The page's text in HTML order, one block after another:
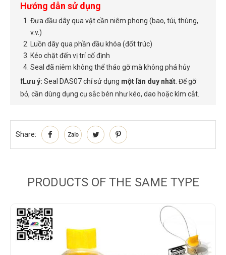
Hướng dẫn sử dụng
Đưa đầu dây qua vật cần niêm phong (bao, túi, thùng,
v.v.)
Luồn dây qua phần đầu khóa (đốt trúc)
Kéo chặt đến vị trí cố định
Seal đã niêm không thể tháo gỡ mà không phá hủy
❗Lưu ý: Seal DAS07 chỉ sử dụng một lần duy nhất . Để gỡ
bỏ, cần dùng dụng cụ sắc bén như kéo, dao hoặc kìm cắt.
Share:
PRODUCTS OF THE SAME TYPE